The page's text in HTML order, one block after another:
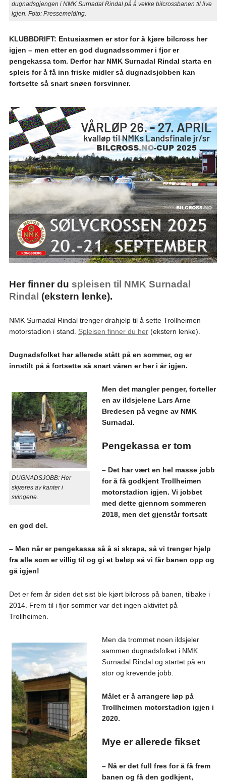
dugnadsgjengen i NMK Surnadal Rindal på å vekke bilcrossbanen til live
igjen. Foto: Pressemelding.
KLUBBDRIFT: Entusiasmen er stor for å kjøre bilcross her
igjen – men etter en god dugnadssommer i fjor er
pengekassa tom. Derfor har NMK Surnadal Rindal starta en
spleis for å få inn friske midler så dugnadsjobben kan
fortsette så snart snøen forsvinner.
Her finner du spleisen til NMK Surnadal
Rindal (ekstern lenke).
NMK Surnadal Rindal trenger drahjelp til å sette Trollheimen
motorstadion i stand. Spleisen finner du her(ekstern lenke).
Dugnadsfolket har allerede stått på en sommer, og er
innstilt på å fortsette så snart våren er her i år igjen.
DUGNADSJOBB: Her
skjæres av kanter i
svingene.
Men det mangler penger, forteller
en av ildsjelene Lars Arne
Bredesen på vegne av NMK
Surnadal.
Pengekassa er tom
– Det har vært en hel masse jobb
for å få godkjent Trollheimen
motorstadion igjen. Vi jobbet
med dette gjennom sommeren
2018, men det gjenstår fortsatt
en god del.
– Men når er pengekassa så å si skrapa, så vi trenger hjelp
fra alle som er villig til og gi et beløp så vi får banen opp og
gå igjen!
Det er fem år siden det sist ble kjørt bilcross på banen, tilbake i
2014. Frem til i fjor sommer var det ingen aktivitet på
Trollheimen.
Men da trommet noen ildsjeler
sammen dugnadsfolket i NMK
Surnadal Rindal og startet på en
stor og krevende jobb.
Målet er å arrangere løp på
Trollheimen motorstadion igjen i
2020.
Mye er allerede fikset
– Nå er det full fres for å få frem
banen og få den godkjent,